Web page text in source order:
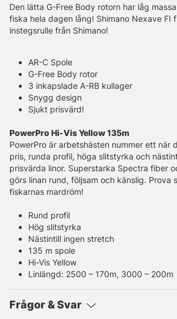
Den lätta G-Free Body rotorn har låg
fiska hela dagen lång! Shimano Nexave
instegsrulle från Shimano!
AR-C Spole
G-Free Body rotor
3 inkapslade A-RB kullager
Snygg design
Sjukt prisvärd!
PowerPro Hi-Vis Yellow 135m
PowerPro är arbetshästen nummer ett
pris, runda profil, höga slitstyrka och
prisvärda linor. Superstarka Spectra fiber
görs linan rund, följsam och känslig. Prova
fiskarnas mardröm!
Rund profil
Hög slitstyrka
Nästintill ingen stretch
135 m spole
Hi-Vis Yellow
Linlängd: 2500 – 170m, 3000 – 200m
Frågor & Svar